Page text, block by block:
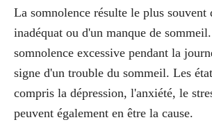
La somnolence résulte le plus souvent
inadéquat ou d'un manque de
somnolence excessive pendant la
signe d'un trouble du sommeil. Les
compris la dépression, l'anxiété, le
peuvent également en être la cause.